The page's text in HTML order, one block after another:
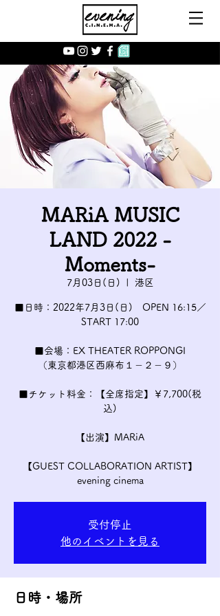
MARiA MUSIC
LAND 2022 -
Moments-
7月03日(日) 港区
■日時：2022年7月3日(日) OPEN 16:15／
START 17:00
■会場：EX THEATER ROPPONGI
（東京都港区西麻布１－２－９）
■チケット料金：【全席指定】￥7,700(税
込)
【出演】MARiA
【GUEST COLLABORATION ARTIST】
evening cinema
受付停止
他のイベントを見る
日時・場所